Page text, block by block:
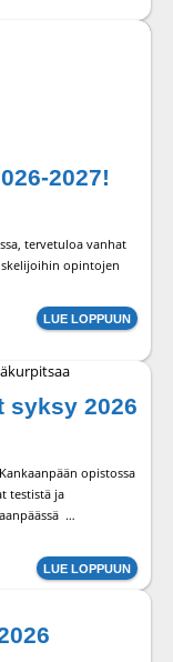
2027!
tervetuloa vanhat
opintojen
LUE LOPPUUN
syksy 2026
opistossa
testistä ja
…
LUE LOPPUUN